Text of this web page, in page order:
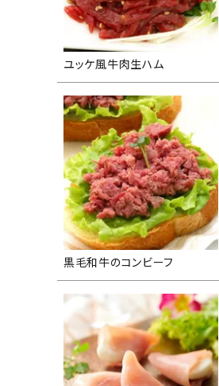
ユッケ風牛肉生ハム
黒毛和牛のコンビーフ